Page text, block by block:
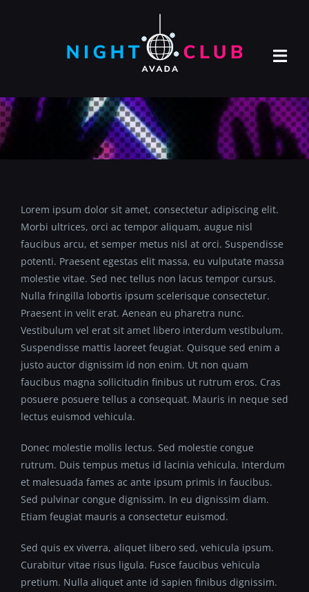
ACASA
DESPRE NOI
CONTACT
Lorem ipsum dolor sit amet, consectetur adipiscing elit.
Morbi ultrices, orci ac tempor aliquam, augue nisl
faucibus arcu, et semper metus nisl at orci. Suspendisse
potenti. Praesent egestas elit massa, eu vulputate massa
molestie vitae. Sed nec tellus non lacus tempor cursus.
Nulla fringilla lobortis ipsum scelerisque consectetur.
Praesent in velit erat. Aenean eu pharetra nunc.
Vestibulum vel erat sit amet libero interdum vestibulum.
Suspendisse mattis laoreet feugiat. Quisque sed enim a
justo auctor dignissim id non enim. Ut non quam
faucibus magna sollicitudin finibus ut rutrum eros. Cras
posuere posuere tellus a consequat. Mauris in neque sed
lectus euismod vehicula.
Donec molestie mollis lectus. Sed molestie congue
rutrum. Duis tempus metus id lacinia vehicula. Interdum
et malesuada fames ac ante ipsum primis in faucibus.
Sed pulvinar congue dignissim. In eu dignissim diam.
Etiam feugiat mauris a consectetur euismod.
Sed quis ex viverra, aliquet libero sed, vehicula ipsum.
Curabitur vitae risus ligula. Fusce faucibus vehicula
pretium. Nulla aliquet ante id sapien finibus dignissim.